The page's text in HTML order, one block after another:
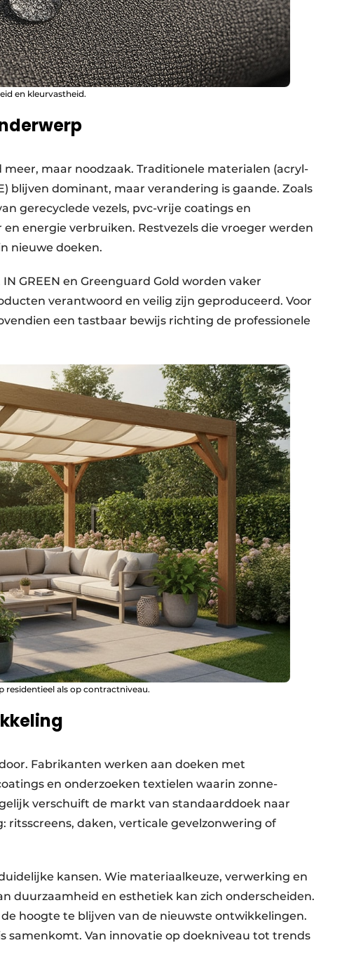
en kleurvastheid.
maar noodzaak. Traditionele materialen (acryl-
blijven dominant, maar verandering is gaande. Zoals
gerecyclede vezels, pvc-vrije coatings en
energie verbruiken. Restvezels die vroeger werden
nieuwe doeken.
GREEN en Greenguard Gold worden vaker
verantwoord en veilig zijn geproduceerd. Voor
een tastbaar bewijs richting de professionele
residentieel als op contractniveau.
Fabrikanten werken aan doeken met
en onderzoeken textielen waarin zonne-
verschuift de markt van standaarddoek naar
ritsscreens, daken, verticale gevelzonwering of
kansen. Wie materiaalkeuze, verwerking en
duurzaamheid en esthetiek kan zich onderscheiden.
hoogte te blijven van de nieuwste ontwikkelingen.
samenkomt. Van innovatie op doekniveau tot trends